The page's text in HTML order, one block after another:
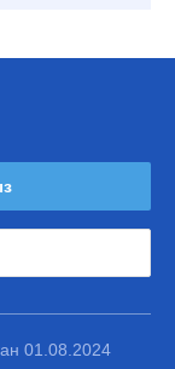
01.08.2024